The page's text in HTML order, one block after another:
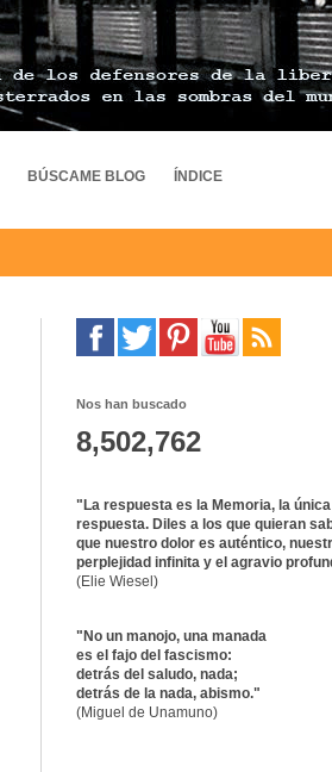
BÚSCAME BLOG ÍNDICE
Nos han buscado
8,502,762
"La respuesta es la Memoria, la única
respuesta. Diles a los que quieran
que nuestro dolor es auténtico,
perplejidad infinita y el agravio
(Elie Wiesel)
"No un manojo, una manada
es el fajo del fascismo:
detrás del saludo, nada;
detrás de la nada, abismo."
(Miguel de Unamuno)